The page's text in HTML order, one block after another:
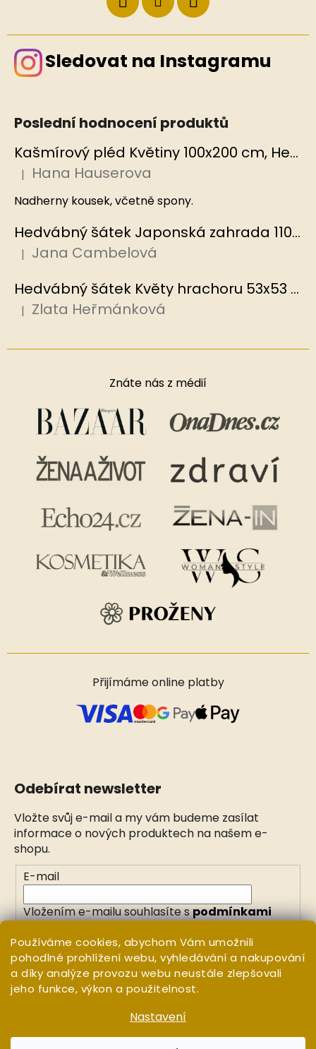
Používáme cookies, abychom Vám umožnili
pohodlné prohlížení webu, vyhledávání a nakupování
a díky analýze provozu webu neustále zlepšovali
jeho funkce, výkon a použitelnost.
Nastavení
Sledovat na Instagramu
Poslední hodnocení produktů
Kašmírový pléd Květiny 100x200 cm, Hedvábný svět
Hodnocení produktu je 5 z 5 hvězdiček.
| Hana Hauserova
Nadherny kousek, včetně spony.
Hedvábný šátek Japonská zahrada 110x110 cm v dárkovém balení, HEDVÁBNÝ SVĚT
Hodnocení produktu je 5 z 5 hvězdiček.
| Jana Cambelová
Hedvábný šátek Květy hrachoru 53x53 cm v dárkovém balení, HEDVÁBNÝ SVĚT
Hodnocení produktu je 5 z 5 hvězdiček.
| Zlata Heřmánková
Znáte nás z médií
Přijímáme online platby
Odebírat newsletter
Vložte svůj e-mail a my vám budeme zasílat
informace o nových produktech na našem e-
shopu.
E-mail
Vložením e-mailu souhlasíte spodmínkami
PŘIHLÁSIT SE
Vytvořil Shoptet